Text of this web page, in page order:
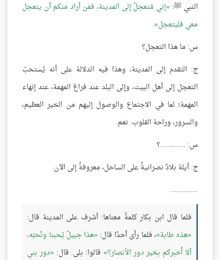
النبي ﷺ: إني مُتعجلٌ إلى المدينة، فمَن أراد منكم أن يتعجل
معي فليتعجل .
س: ما هذا التعجل؟
ج: التقدم إلى المدينة، وهذا فيه الدلالة على أنه يُستحبّ
التعجل إلى أهل البيت، وإلى البلد عند فراغ المهمة، عند إنهاء
المهمة؛ لما في الاجتماع والوصول إليهم من الخير العظيم،
والسرور، وراحة القلوب. نعم.
س: .............؟
ج: أيلة بلادٌ نصرانيةٌ على الساحل، معروفةٌ إلى الآن.
..............
فلما قال ابن بكار كلمةً معناها: أشرف على المدينة قال:
هذه طابة ، فلما رأى أحدًا قال: هذا جبيلٌ يُحبنا ونُحبّه،
ألا أُخبركم بخير دور الأنصار؟ قالوا: بلى. قال: دور بني